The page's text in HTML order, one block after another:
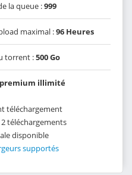
la queue :999
maximal :96 Heures
torrent :500 Go
illimité
téléchargement
téléchargements
disponible
supportés